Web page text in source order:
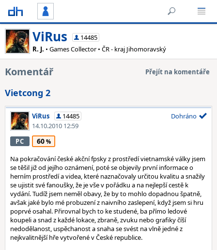
ViRus
14485
R. J. • Games Collector • ČR - kraj Jihomoravský
Komentář Přejít na komentáře
Vietcong 2
ViRus
14485
14.10.2010 12:59
Dohráno
PC 60
Na pokračování české akční fpsky z prostředí vietnamské války jsem
se těšil již od jejího oznámení, poté se objevily první informace o
herním prostředí a videa, které naznačovaly určitou kvalitu a snažily
se ujistit své fanoušky, že je vše v pořádku a na nejlepší cestě k
vydání. Tudíž jsem neměl obavy, že by to mohlo dopadnou špatně,
avšak jaké bylo mé probuzení z naivního zaslepení, když jsem si hru
poprvé osahal. Přirovnal bych to ke studené, ba přímo ledové
koupeli a snad z každé lokace, zbraně, zvuku nebo grafiky číší
nedodělanost, uspěchanost a snaha se svést na vlně jedné z
nejkvalitnější hře vytvořené v České republice.